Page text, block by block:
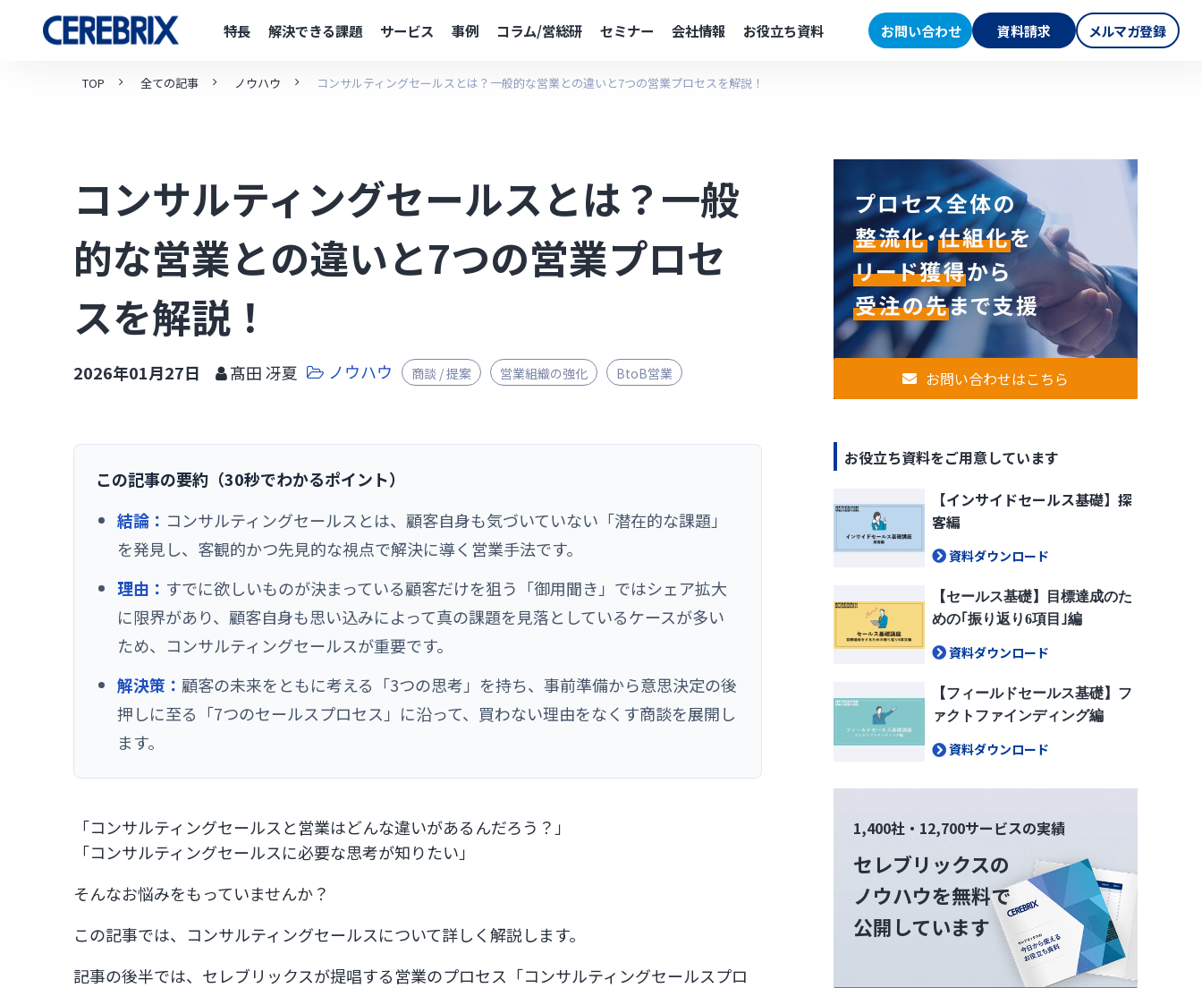
特長 解決できる課題 サービス 事例 コラム/営総研 セミナー 会社情報 お役立ち資料 お問い合わせ 資料請求 メルマガ登録
TOP 全ての記事 ノウハウ コンサルティングセールスとは？一般的な営業との違いと7つの営業プロセスを解説！
コンサルティングセールスとは？一般
的な営業との違いと7つの営業プロセ
スを解説！
2026年01月27日 髙田 冴夏 ノウハウ 商談 / 提案 営業組織の強化 BtoB営業
この記事の要約（30秒でわかるポイント）
結論： コンサルティングセールスとは、顧客自身も気づいていない「潜在的な課題」
を発見し、客観的かつ先見的な視点で解決に導く営業手法です。
理由： すでに欲しいものが決まっている顧客だけを狙う「御用聞き」ではシェア拡大
に限界があり、顧客自身も思い込みによって真の課題を見落としているケースが多い
ため、コンサルティングセールスが重要です。
解決策： 顧客の未来をともに考える「3つの思考」を持ち、事前準備から意思決定の後
押しに至る「7つのセールスプロセス」に沿って、買わない理由をなくす商談を展開し
ます。
「コンサルティングセールスと営業はどんな違いがあるんだろう？」
「コンサルティングセールスに必要な思考が知りたい」
そんなお悩みをもっていませんか？
この記事では、コンサルティングセールスについて詳しく解説します。
記事の後半では、セレブリックスが提唱する営業のプロセス「コンサルティングセールスプロ
お問い合わせはこちら
お役立ち資料をご用意しています
【インサイドセールス基礎】探
客編
資料ダウンロード
【セールス基礎】目標達成のた
めの｢振り返り6項目｣編
資料ダウンロード
【フィールドセールス基礎】フ
ァクトファインディング編
資料ダウンロード
1,400社・12,700サービスの実績
セレブリックスの
ノウハウを無料で
公開しています